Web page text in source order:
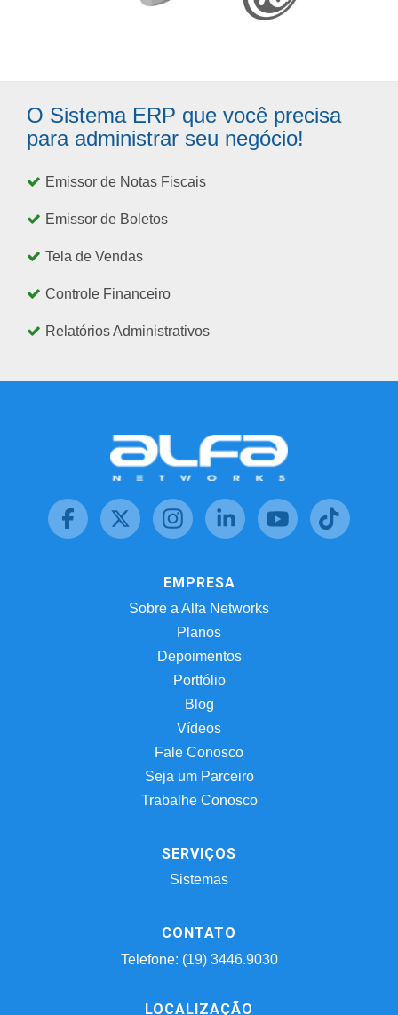
O Sistema ERP que você precisa
para administrar seu negócio!
Emissor de Notas Fiscais
Emissor de Boletos
Tela de Vendas
Controle Financeiro
Relatórios Administrativos
EMPRESA
Sobre a Alfa Networks
Planos
Depoimentos
Portfólio
Blog
Vídeos
Fale Conosco
Seja um Parceiro
Trabalhe Conosco
SERVIÇOS
Sistemas
CONTATO
Telefone: (19) 3446.9030
LOCALIZAÇÃO